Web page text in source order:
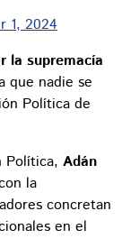
1, 2024
la supremacía
que nadie se
Política de
Política, Adán
la
concretan
en el